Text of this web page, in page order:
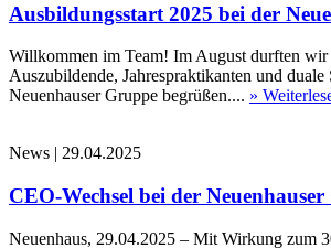
Ausbildungsstart 2025 bei der
Willkommen im Team! Im August durften wir
Auszubildende, Jahrespraktikanten und duale
Neuenhauser Gruppe begrüßen.... »
News | 29.04.2025
CEO-Wechsel bei der
Neuenhaus, 29.04.2025 – Mit Wirkung zum